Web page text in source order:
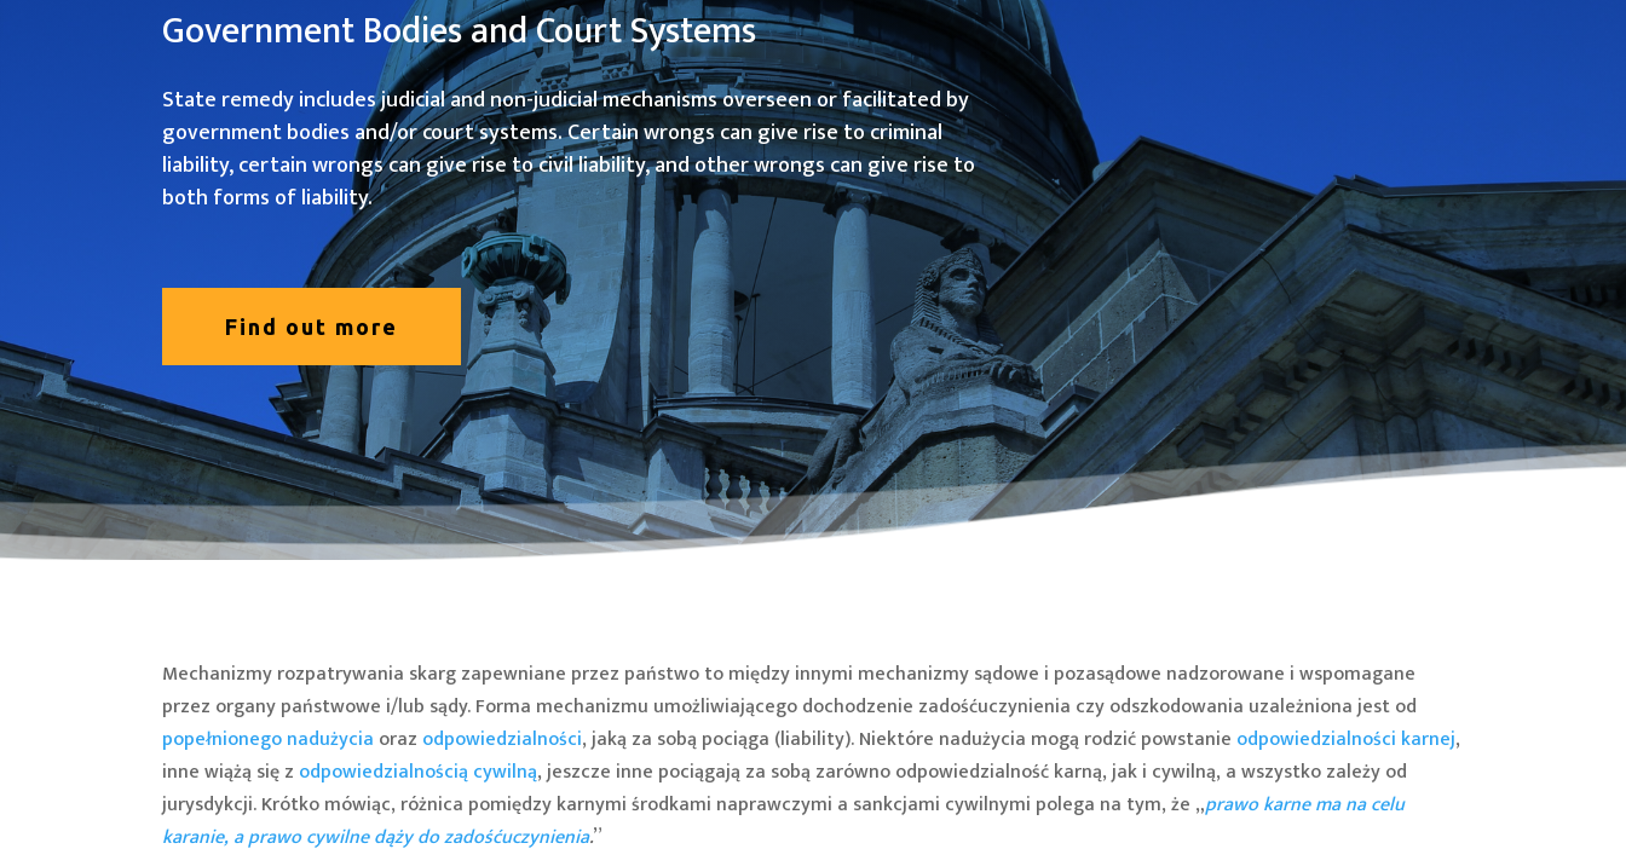
Government Bodies and Court Systems
State remedy includes judicial and non-judicial mechanisms overseen or facilitated by
government bodies and/or court systems. Certain wrongs can give rise to criminal
liability, certain wrongs can give rise to civil liability, and other wrongs can give rise to
both forms of liability.
Find out more
Mechanizmy rozpatrywania skarg zapewniane przez państwo to między innymi mechanizmy sądowe i pozasądowe nadzorowane i wspomagane
przez organy państwowe i/lub sądy. Forma mechanizmu umożliwiającego dochodzenie zadośćuczynienia czy odszkodowania uzależniona jest od
popełnionego nadużycia oraz odpowiedzialności, jaką za sobą pociąga (liability). Niektóre nadużycia mogą rodzić powstanie odpowiedzialności karnej,
inne wiążą się z odpowiedzialnością cywilną, jeszcze inne pociągają za sobą zarówno odpowiedzialność karną, jak i cywilną, a wszystko zależy od
jurysdykcji. Krótko mówiąc, różnica pomiędzy karnymi środkami naprawczymi a sankcjami cywilnymi polega na tym, że „prawo karne ma na celu
karanie, a prawo cywilne dąży do zadośćuczynienia.”